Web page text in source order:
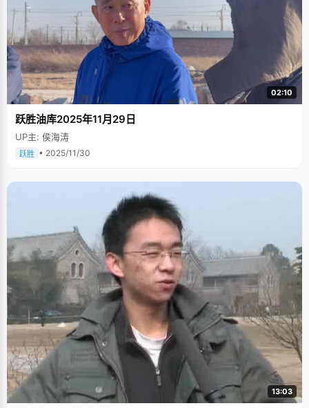
02:10
跃胜油库2025年11月29日
UP主: 侯海涛
跃胜 • 2025/11/30
13:03